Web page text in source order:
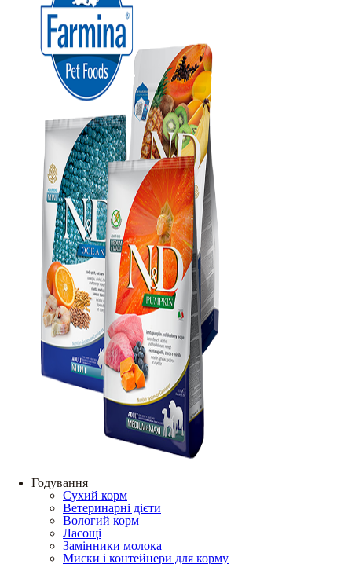
Годування
Сухий корм
Ветеринарні дієти
Вологий корм
Ласощі
Замінники молока
Миски і контейнери для корму